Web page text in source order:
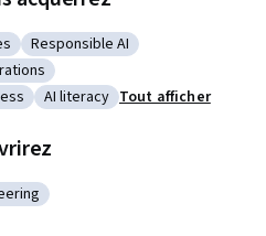
Architectures
Catégorie : Responsible AI
Responsible AI
: AI Integrations
Process
Catégorie : AI literacy
AI literacy Tout afficher
Engineering